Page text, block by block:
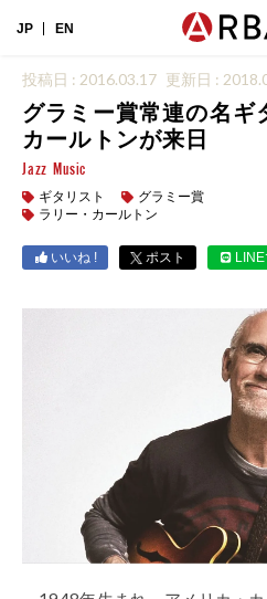
JP EN
投稿日 : 2016.03.17 更新日 :
グラミー賞常連の名ギ
カールトンが来日
Jazz Music
ギタリスト
グラミー賞
ラリー・カールトン
いいね ! ポスト